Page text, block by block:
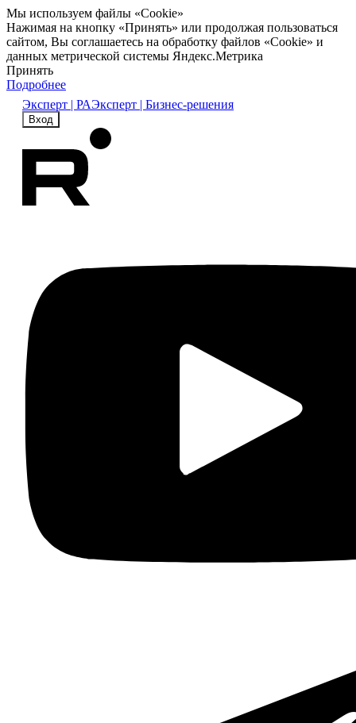
Мы используем файлы «Cookie»
Нажимая на кнопку «Принять» или продолжая пользоваться
сайтом, Вы соглашаетесь на обработку файлов «Cookie» и
данных метрической системы Яндекс.Метрика
Принять
Подробнее
Эксперт | РАЭксперт | Бизнес-решения
Вход